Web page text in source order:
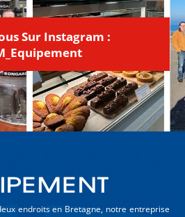
Sur Instagram :
endroits en Bretagne, notre entreprise